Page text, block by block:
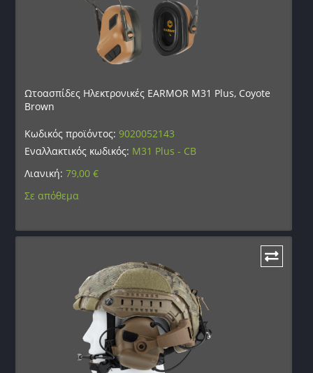
Ωτοασπίδες Ηλεκτρονικές EARMOR M31 Plus, Coyote
Brown
Κωδικός προϊόντος:9020052143
Εναλλακτικός κωδικός: M31 Plus - CB
Λιανική:79,00€
Σε απόθεμα